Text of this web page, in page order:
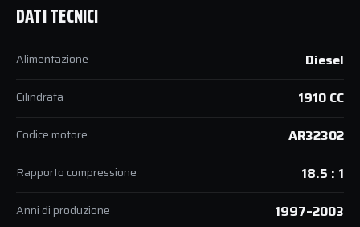
DATI TECNICI
Alimentazione Diesel
Cilindrata 1910 CC
Codice motore AR32302
Rapporto compressione 18.5 : 1
Anni di produzione 1997–2003